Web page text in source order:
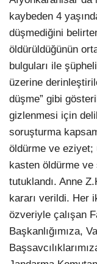
kaybeden 4
düşmediğini
öldürüldüğünün
bulguları ile
üzerine
düşme” gibi
gizlenmesi için
soruşturma
öldürme ve
kasten öldürme ve
tutuklandı. Anne
kararı verildi. Her
özveriyle çalışan
Başkanlığımıza,